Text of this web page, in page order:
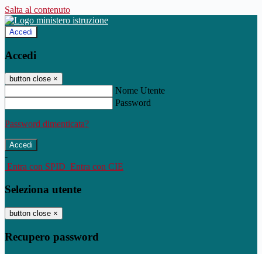
Salta al contenuto
Accedi
Accedi
button close ×
Nome Utente
Password
Password dimenticata?
-
Entra con SPID Entra con CIE
Seleziona utente
button close ×
Recupero password